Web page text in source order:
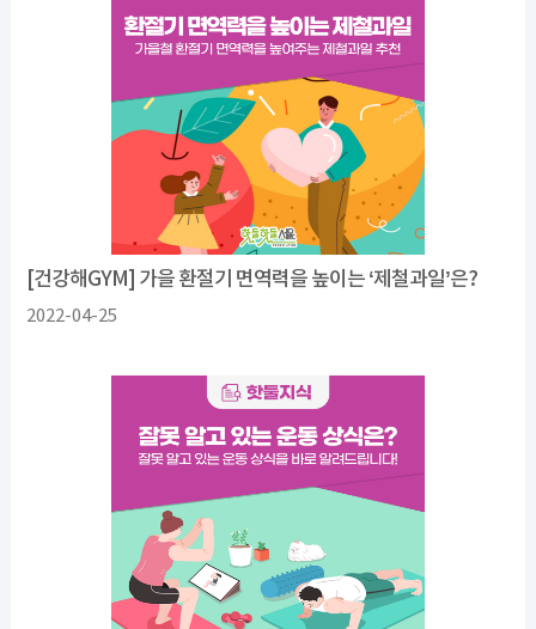
[건강해GYM] 가을 환절기 면역력을 높이는 ‘제철과일’은?
2022-04-25